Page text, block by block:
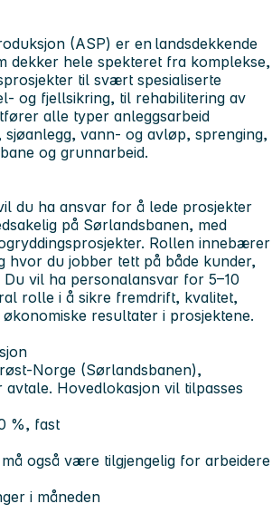
(ASP) er en landsdekkende
dekker hele spekteret fra komplekse,
til svært spesialiserte
og fjellsikring, til rehabilitering av
alle typer anleggsarbeid
sjøanlegg, vann- og avløp, sprenging,
og grunnarbeid.
du ha ansvar for å lede prosjekter
på Sørlandsbanen, med
Rollen innebærer
hvor du jobber tett på både kunder,
vil ha personalansvar for 5–10
rolle i å sikre fremdrift, kvalitet,
resultater i prosjektene.
Norge (Sørlandsbanen),
avtale. Hovedlokasjon vil tilpasses
%, fast
også være tilgjengelig for arbeidere
i måneden